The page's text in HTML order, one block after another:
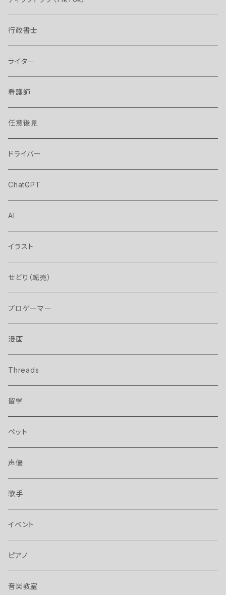
行政書士
ライター
看護師
任意後見
ドライバー
ChatGPT
AI
イラスト
せどり（転売）
プロゲーマー
漫画
Threads
留学
ペット
声優
歌手
イベント
ピアノ
音楽教室